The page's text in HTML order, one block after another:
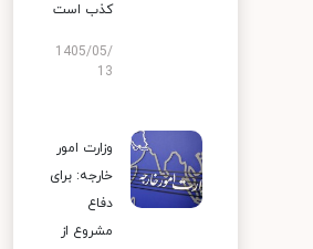
کذب است
1405/05/
13
وزارت امور
خارجه: برای
دفاع
مشروع از